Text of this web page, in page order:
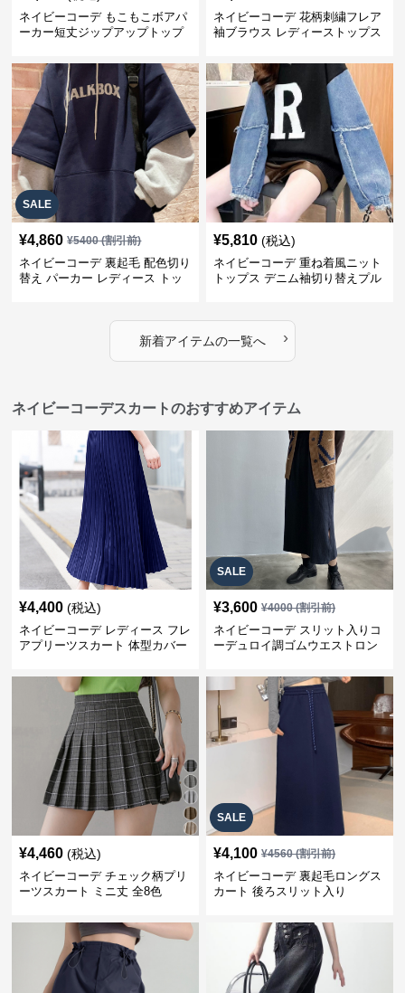
ネイビーコーデ もこもこボアパ
ーカー短丈ジップアップトップ
ネイビーコーデ 花柄刺繍フレア
袖ブラウス レディーストップス
SALE
¥4,860 ¥5400(割引前)
ネイビーコーデ 裏起毛 配色切り
替え パーカー レディース トッ
¥5,810 (税込)
ネイビーコーデ 重ね着風ニット
トップス デニム袖切り替えプル
新着アイテムの一覧へ ›
ネイビーコーデスカートのおすすめアイテム
¥4,400 (税込)
ネイビーコーデ レディース フレ
アプリーツスカート 体型カバー
ト
SALE
¥3,600 ¥4000(割引前)
ネイビーコーデ スリット入りコ
ーデュロイ調ゴムウエストロン
¥4,460 (税込)
ネイビーコーデ チェック柄プリ
ーツスカート ミニ丈 全8色
SALE
¥4,100 ¥4560(割引前)
ネイビーコーデ 裏起毛ロングス
カート 後ろスリット入り